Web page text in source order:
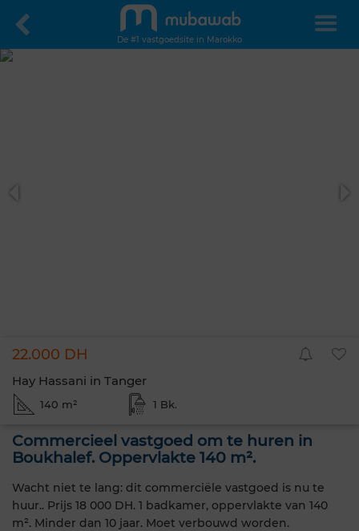
De #1 vastgoedsite in Marokko
22.000 DH
Hay Hassani in Tanger
140 m² 1 Bk.
Commercieel vastgoed om te huren in
Boukhalef. Oppervlakte 140 m².
Wacht niet te lang: dit commerciële vastgoed is nu te
huur.. Prijs 18 000 DH. 1 badkamer, oppervlakte van 140
m². Minder dan 10 jaar. Moet verbouwd worden.